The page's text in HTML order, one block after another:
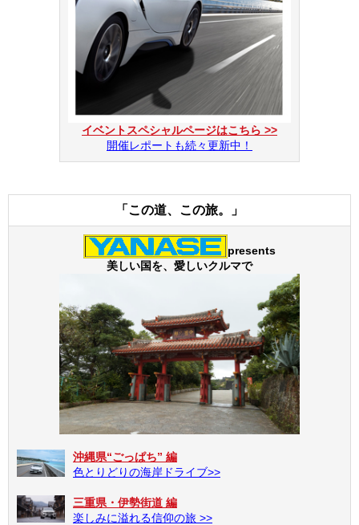
イベントスペシャルページはこちら >>
開催レポートも続々更新中！
「この道、この旅。」
presents
美しい国を、愛しいクルマで
沖縄県“ごっぱち” 編
色とりどりの海岸ドライブ>>
三重県・伊勢街道 編
楽しみに溢れる信仰の旅 >>